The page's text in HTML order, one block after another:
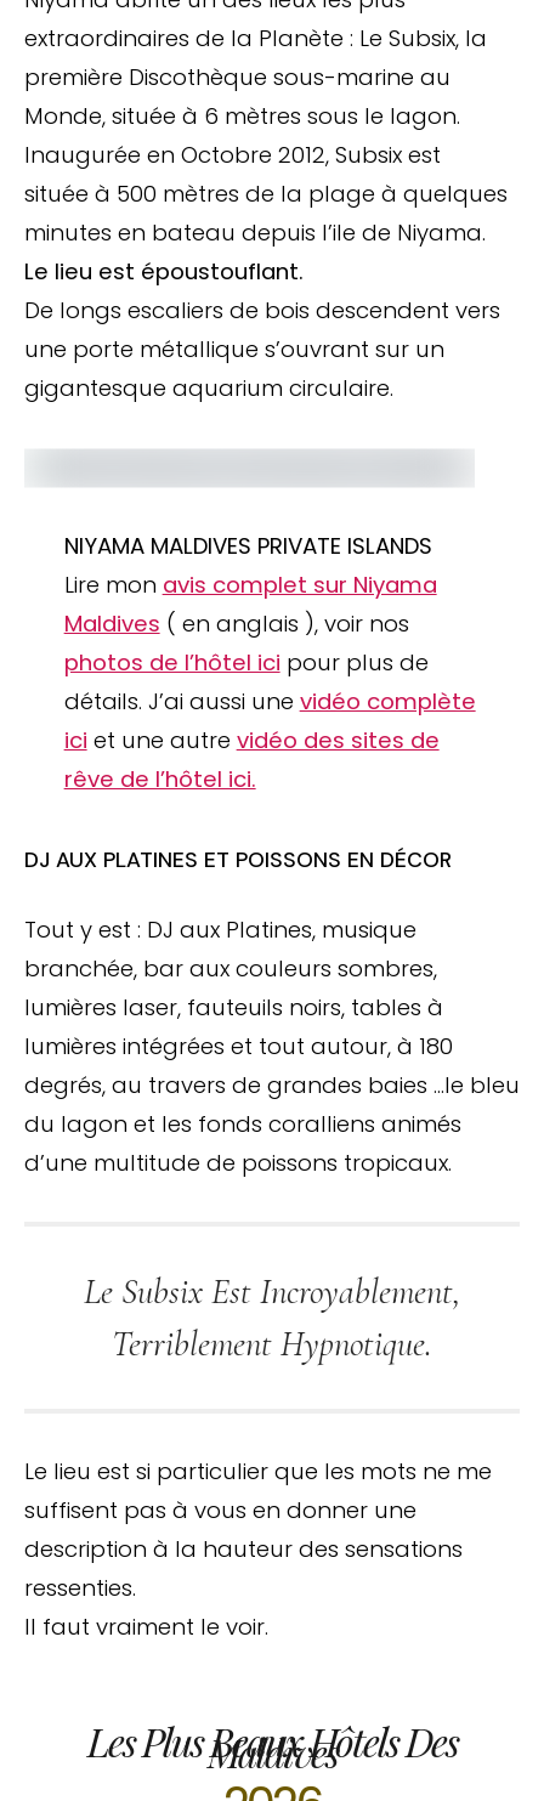
extraordinaires de la Planète : Le Subsix, la
première Discothèque sous-marine au
Monde, située à 6 mètres sous le lagon.
Inaugurée en Octobre 2012, Subsix est
située à 500 mètres de la plage à quelques
minutes en bateau depuis l’ile de Niyama.
Le lieu est époustouflant.
De longs escaliers de bois descendent vers
une porte métallique s’ouvrant sur un
gigantesque aquarium circulaire.
NIYAMA MALDIVES PRIVATE ISLANDS
Lire mon avis complet sur Niyama
Maldives ( en anglais ), voir nos
photos de l’hôtel ici pour plus de
détails. J’ai aussi une vidéo complète
ici et une autre vidéo des sites de
rêve de l’hôtel ici.
DJ AUX PLATINES ET POISSONS EN DÉCOR
Tout y est : DJ aux Platines, musique
branchée, bar aux couleurs sombres,
lumières laser, fauteuils noirs, tables à
lumières intégrées et tout autour, à 180
degrés, au travers de grandes baies …le bleu
du lagon et les fonds coralliens animés
d’une multitude de poissons tropicaux.
Le Subsix Est Incroyablement,
Terriblement Hypnotique.
Le lieu est si particulier que les mots ne me
suffisent pas à vous en donner une
description à la hauteur des sensations
ressenties.
Il faut vraiment le voir.
Les Plus Beaux Hôtels Des
Maldives